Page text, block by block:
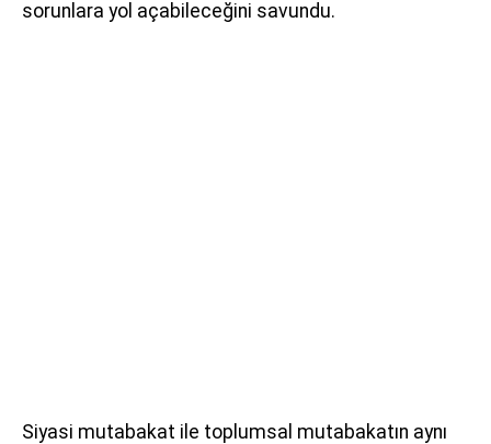
sorunlara yol açabileceğini savundu.
Siyasi mutabakat ile toplumsal mutabakatın aynı